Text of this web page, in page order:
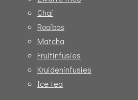
Chai
Rooibos
Matcha
Fruitinfusies
Kruideninfusies
Ice tea